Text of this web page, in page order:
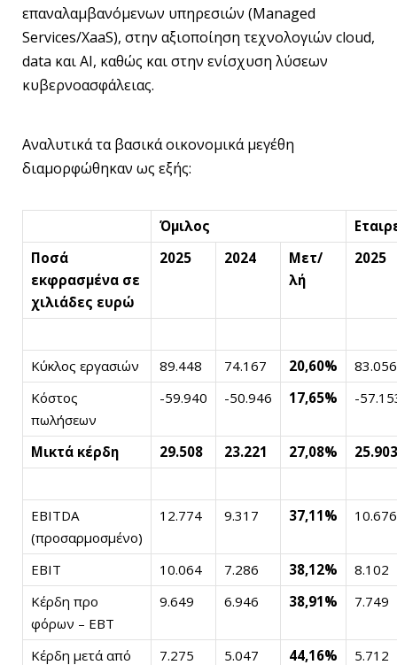
επαναλαμβανόμενων υπηρεσιών (Managed
Services/XaaS), στην αξιοποίηση τεχνολογιών cloud,
data και AI, καθώς και στην ενίσχυση λύσεων
κυβερνοασφάλειας.
Αναλυτικά τα βασικά οικονομικά μεγέθη
διαμορφώθηκαν ως εξής:
Όμιλος
Ποσά
εκφρασμένα σε
χιλιάδες ευρώ
2025 2024
Μετ/
λή
2025
Κύκλος εργασιών 89.448 74.167 20,60%
83.056
Κόστος
πωλήσεων
-59.940 -50.946 17,65% -
Μικτά κέρδη 29.508 23.221 27,08% 25.903
EBITDA
(προσαρμοσμένο)
12.774 9.317 37,11% 10.676
EBIT 10.064 7.286 38,12%
8.102
Κέρδη προ
φόρων – EBT
9.649 6.946 38,91% 7.749
Κέρδη μετά από
7.275 5.047 44,16% 5.712